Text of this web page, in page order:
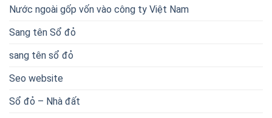
Nước ngoài gốp vốn vào công ty Việt Nam
Sang tên Sổ đỏ
sang tên sổ đỏ
Seo website
Sổ đỏ – Nhà đất